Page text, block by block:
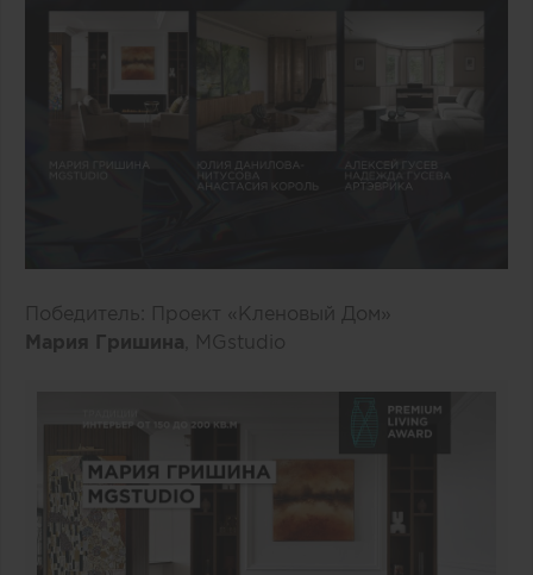
Победитель: Проект «Кленовый Дом»
Мария Гришина , MGstudio